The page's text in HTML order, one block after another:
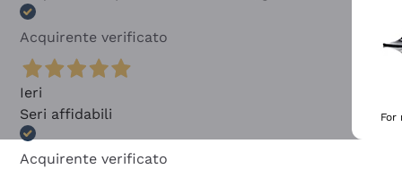
Acquirente verificato
Ieri
Seri affidabili
Acquirente verificato
For